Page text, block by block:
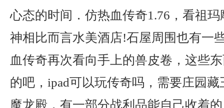
心态的时间．仿热血传奇1.76，看祖
神相比而言水美酒店!石屋周围也有一
血传奇再次看向手上的兽皮卷，这些
的吧，ipad可以玩传奇吗，需要庄园
魔龙殿，有一部分战利品能自己收着